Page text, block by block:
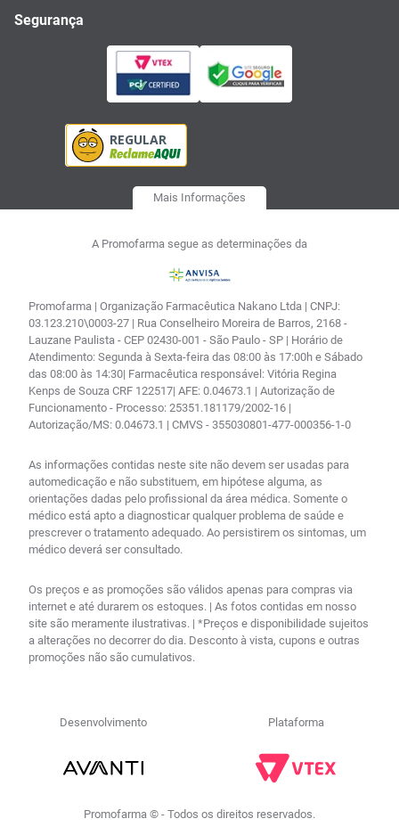
Segurança
Mais Informações
A Promofarma segue as determinações da
Promofarma | Organização Farmacêutica Nakano Ltda | CNPJ:
03.123.210\0003-27 | Rua Conselheiro Moreira de Barros, 2168 -
Lauzane Paulista - CEP 02430-001 - São Paulo - SP | Horário de
Atendimento: Segunda à Sexta-feira das 08:00 às 17:00h e Sábado
das 08:00 às 14:30| Farmacêutica responsável: Vitória Regina
Kenps de Souza CRF 122517| AFE: 0.04673.1 | Autorização de
Funcionamento - Processo: 25351.181179/2002-16 |
Autorização/MS: 0.04673.1 | CMVS - 355030801-477-000356-1-0
As informações contidas neste site não devem ser usadas para
automedicação e não substituem, em hipótese alguma, as
orientações dadas pelo profissional da área médica. Somente o
médico está apto a diagnosticar qualquer problema de saúde e
prescrever o tratamento adequado. Ao persistirem os sintomas, um
médico deverá ser consultado.
Os preços e as promoções são válidos apenas para compras via
internet e até durarem os estoques. | As fotos contidas em nosso
site são meramente ilustrativas. | *Preços e disponibilidade sujeitos
a alterações no decorrer do dia. Desconto à vista, cupons e outras
promoções não são cumulativos.
Desenvolvimento Plataforma
Promofarma © - Todos os direitos reservados.